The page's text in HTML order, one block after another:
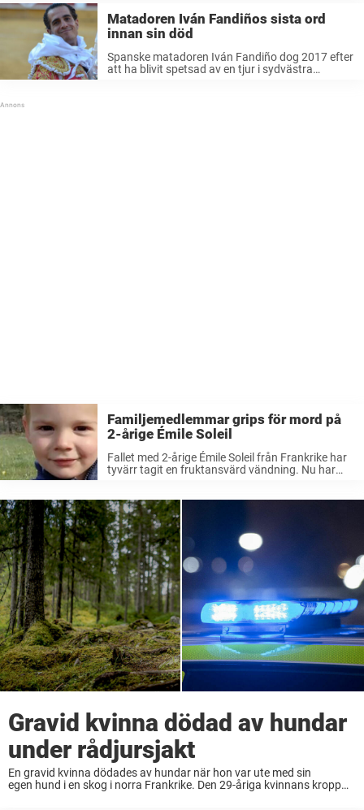
Matadoren Iván Fandiños sista ord
innan sin död
Spanske matadoren Iván Fandiño dog 2017 efter
att ha blivit spetsad av en tjur i sydvästra
Familjemedlemmar grips för mord på
2-årige Émile Soleil
Fallet med 2-årige Émile Soleil från Frankrike har
tyvärr tagit en fruktansvärd vändning. Nu har
Gravid kvinna dödad av hundar
under rådjursjakt
En gravid kvinna dödades av hundar när hon var ute med sin
egen hund i en skog i norra Frankrike. Den 29-åriga kvinnans kropp